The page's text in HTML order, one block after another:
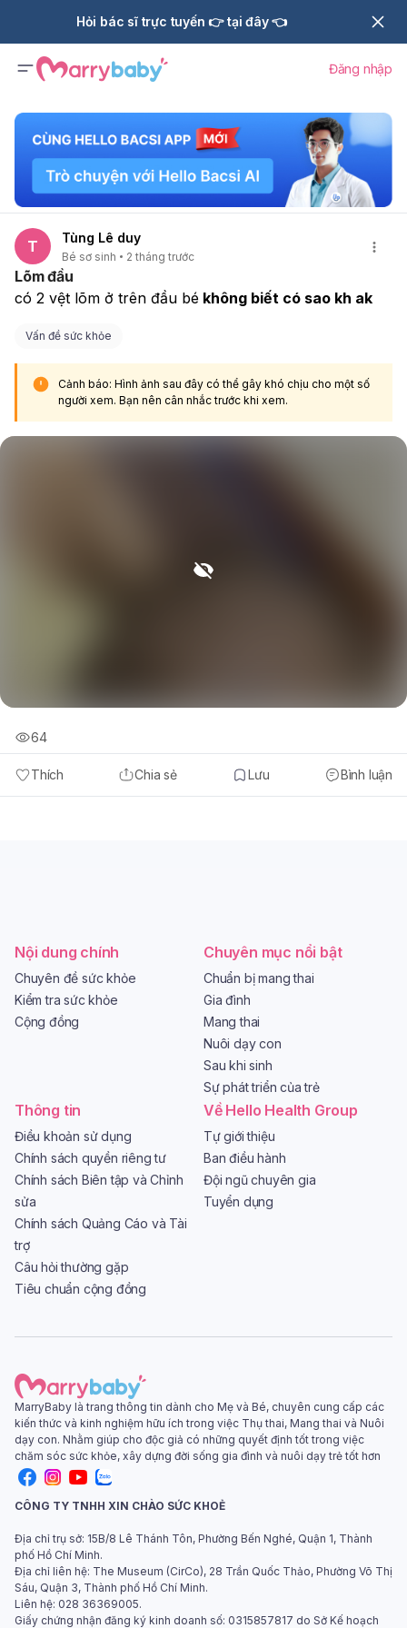
Hỏi bác sĩ trực tuyến 👉 tại đây 👈
Đăng nhập
T Tùng Lê duy
Bé sơ sinh 2 tháng trước
Lõm đầu
có 2 vệt lõm ở trên đầu bé không biết có sao kh ak
Vấn đề sức khỏe
Cảnh báo: Hình ảnh sau đây có thể gây khó chịu cho một số
người xem. Bạn nên cân nhắc trước khi xem.
Thích Chia sẻ Lưu Bình luận
64
Nội dung chính
Chuyên đề sức khỏe
Kiểm tra sức khỏe
Cộng đồng
Chuyên mục nổi bật
Chuẩn bị mang thai
Gia đình
Mang thai
Nuôi dạy con
Sau khi sinh
Sự phát triển của trẻ
Thông tin
Điều khoản sử dụng
Chính sách quyền riêng tư
Chính sách Biên tập và Chỉnh
sửa
Chính sách Quảng Cáo và Tài
trợ
Câu hỏi thường gặp
Tiêu chuẩn cộng đồng
Về Hello Health Group
Tự giới thiệu
Ban điều hành
Đội ngũ chuyên gia
Tuyển dụng
MarryBaby là trang thông tin dành cho Mẹ và Bé, chuyên cung cấp các
kiến thức và kinh nghiệm hữu ích trong việc Thụ thai, Mang thai và Nuôi
dạy con. Nhằm giúp cho độc giả có những quyết định tốt trong việc
chăm sóc sức khỏe, xây dựng đời sống gia đình và nuôi dạy trẻ tốt hơn
CÔNG TY TNHH XIN CHÀO SỨC KHOẺ
Địa chỉ trụ sở: 15B/8 Lê Thánh Tôn, Phường Bến Nghé, Quận 1, Thành
phố Hồ Chí Minh.
Địa chỉ liên hệ: The Museum (CirCo), 28 Trần Quốc Thảo, Phường Võ Thị
Sáu, Quận 3, Thành phố Hồ Chí Minh.
Liên hệ: 028 36369005.
Giấy chứng nhận đăng ký kinh doanh số: 0315857817 do Sở Kế hoạch